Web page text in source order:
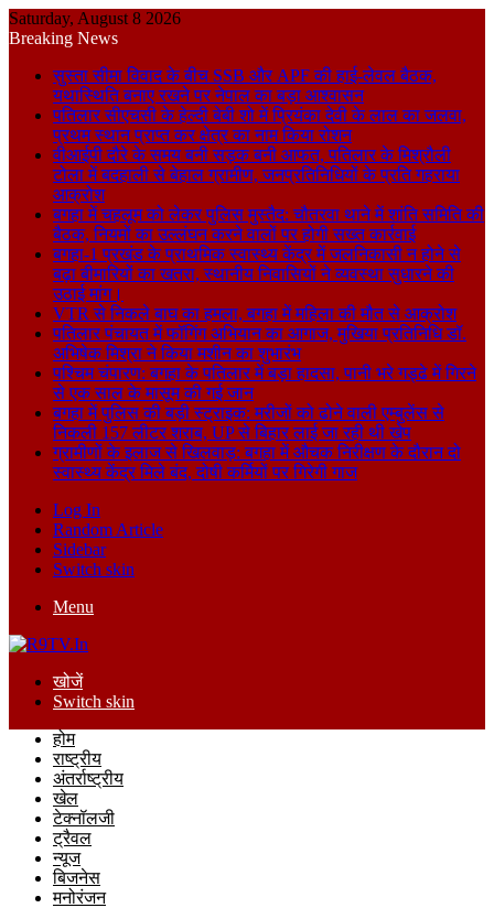
Saturday, August 8 2026
Breaking News
सुस्ता सीमा विवाद के बीच SSB और APF की हाई-लेवल बैठक,
यथास्थिति बनाए रखने पर नेपाल का बड़ा आश्वासन
पतिलार सीएचसी के हेल्दी बेबी शो में प्रियंका देवी के लाल का जलवा,
प्रथम स्थान प्राप्त कर क्षेत्र का नाम किया रोशन
वीआईपी दौरे के समय बनी सड़क बनी आफत, पतिलार के मिश्रौली
टोला में बदहाली से बेहाल ग्रामीण, जनप्रतिनिधियों के प्रति गहराया
आक्रोश
बगहा में चहलूम को लेकर पुलिस मुस्तैद: चौतरवा थाने में शांति समिति की
बैठक, नियमों का उल्लंघन करने वालों पर होगी सख्त कार्रवाई
बगहा-1 प्रखंड के प्राथमिक स्वास्थ्य केंद्र में जलनिकासी न होने से
बढ़ा बीमारियों का खतरा, स्थानीय निवासियों ने व्यवस्था सुधारने की
उठाई मांग।
VTR से निकले बाघ का हमला, बगहा में महिला की मौत से आक्रोश
पतिलार पंचायत में फॉगिंग अभियान का आगाज, मुखिया प्रतिनिधि डॉ.
अभिषेक मिश्रा ने किया मशीन का शुभारंभ
पश्चिम चंपारण: बगहा के पतिलार में बड़ा हादसा, पानी भरे गड्ढे में गिरने
से एक साल के मासूम की गई जान
बगहा में पुलिस की बड़ी स्ट्राइक: मरीजों को ढोने वाली एम्बुलेंस से
निकली 157 लीटर शराब, UP से बिहार लाई जा रही थी खेप
ग्रामीणों के इलाज से खिलवाड़: बगहा में औचक निरीक्षण के दौरान दो
स्वास्थ्य केंद्र मिले बंद, दोषी कर्मियों पर गिरेगी गाज
Log In
Random Article
Sidebar
Switch skin
Menu
खोजें
Switch skin
होम
राष्ट्रीय
अंतर्राष्ट्रीय
खेल
टेक्नॉलजी
ट्रैवल
न्यूज
बिजनेस
मनोरंजन